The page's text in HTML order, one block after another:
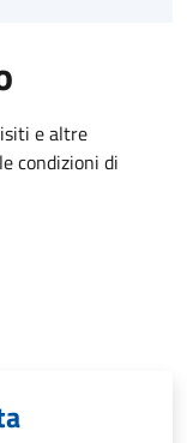
e altre
condizioni di